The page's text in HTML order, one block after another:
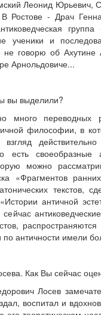
Леонид Юрьевич,
Ростове - Драч
ученики и
говорю об
Арнольдовиче...
вы выделили?
много переводных
философии, в
своеобразные
можно
«Фрагментов
текстов,
античной
по античности имели
Как Вы сейчас
Лосев
воспитал и